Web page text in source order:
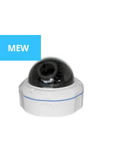
MEW